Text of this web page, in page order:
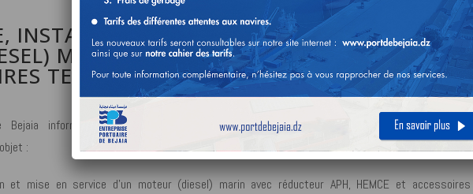
INSTALLATION ET MISE EN SERVICE D’UN
MARIN AVEC REDUCTEUR, APH, HELICE
TECHNIQUES.
Bejaia informe l’ensemble des soumissionnaires Intéressés par l’avis de consultation
:
mise en service d’un moteur (diesel) marin avec réducteur APH, HEMCE et accessoires